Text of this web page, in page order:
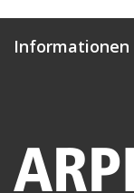
Informationen